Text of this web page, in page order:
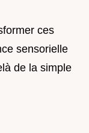
ces
sensorielle
de la simple